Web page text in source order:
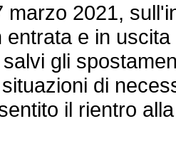
2021,
entrata e in
gli
di
il rientro